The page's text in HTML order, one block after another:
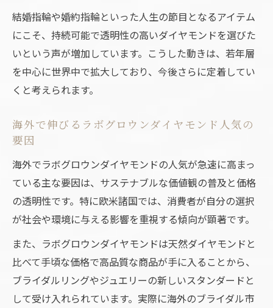
減しよう
エシカル消費を叶えるブライダルリング選び
エシカルなブライダルリングにラボグロウ
な選択
ラス
ラボグロウンダイヤモンドが導く新しい結
婚指輪選び
本物志向にも選ばれるラボグロウンダイヤ
モンド
天然と異なる輝きを持つ指輪の魅力を探る
ラボグロウンダイヤモンドの輝きとその魅
力
結婚指輪や婚約指輪といった人生の節目となるアイテム
にこそ、持続可能で透明性の高いダイヤモンドを選びた
いという声が増加しています。こうした動きは、若年層
を中心に世界中で拡大しており、今後さらに定着してい
くと考えられます。
海外で伸びるラボグロウンダイヤモンド人気の
要因
海外でラボグロウンダイヤモンドの人気が急速に高まっ
ている主な要因は、サステナブルな価値観の普及と価格
の透明性です。特に欧米諸国では、消費者が自分の選択
が社会や環境に与える影響を重視する傾向が顕著です。
また、ラボグロウンダイヤモンドは天然ダイヤモンドと
比べて手頃な価格で高品質な商品が手に入ることから、
ブライダルリングやジュエリーの新しいスタンダードと
して受け入れられています。実際に海外のブライダル市